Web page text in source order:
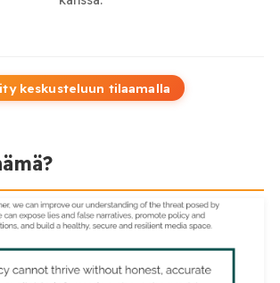
keskusteluun tilaamalla